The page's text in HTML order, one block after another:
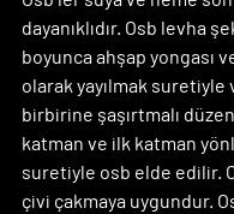
dayanıklıdır. Osb levha
boyunca ahşap yongası
olarak yayılmak suretiyle
birbirine şaşırtmalı
katman ve ilk katman
suretiyle osb elde edilir.
çivi çakmaya uygundur.